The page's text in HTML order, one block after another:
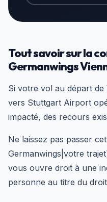
Tout savoir sur la
Germanwings
Si votre vol au départ
vers Stuttgart Airport
impacté, des recours
Ne laissez pas passer
Germanwings|votre
vous ouvre droit à une
personne au titre du